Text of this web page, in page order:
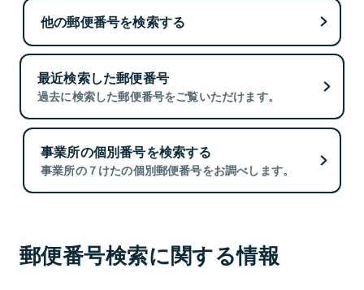
他の郵便番号を検索する
最近検索した郵便番号
過去に検索した郵便番号をご覧いただけます。
事業所の個別番号を検索する
事業所の７けたの個別郵便番号をお調べします。
郵便番号検索に関する情報